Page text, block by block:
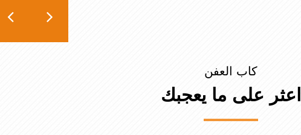
كاب العفن
اعثر على ما يعجبك